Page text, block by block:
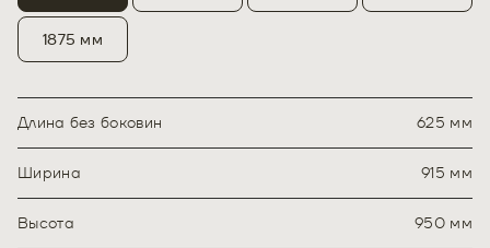
1875 мм
Длина без боковин 625 мм
Ширина 915 мм
Высота 950 мм